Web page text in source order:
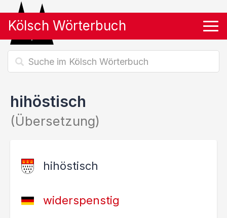
Kölsch Wörterbuch
hihöstisch
(Übersetzung)
hihöstisch
widerspenstig